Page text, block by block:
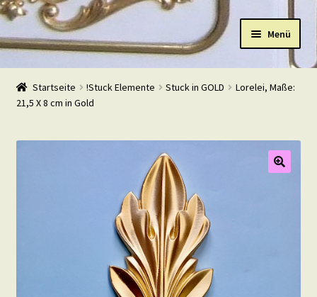
Navigation
Zum
Inhalt
Menü
Start
Shop
Warenkorb
Startseite !Stuck Elemente Stuck in GOLD
Lorelei, Maße:
21,5 X 8 cm in Gold